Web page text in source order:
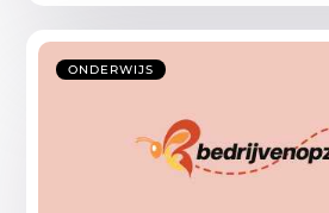
ONDERWIJS